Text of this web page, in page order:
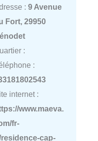
: 9 Avenue
Fort, 29950
:
:
internet :
www.maeva.
fr-
cap-